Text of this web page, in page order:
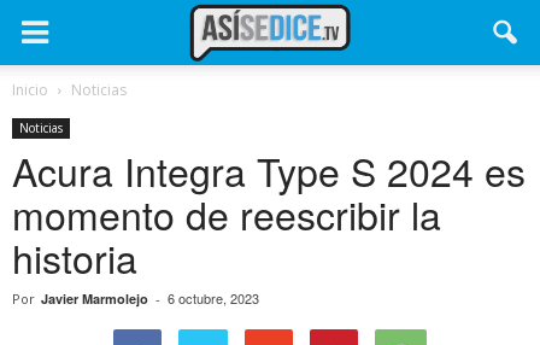
Inicio Noticias
Noticias
Acura Integra Type S 2024 es
momento de reescribir la
historia
Por Javier Marmolejo - 6 octubre, 2023